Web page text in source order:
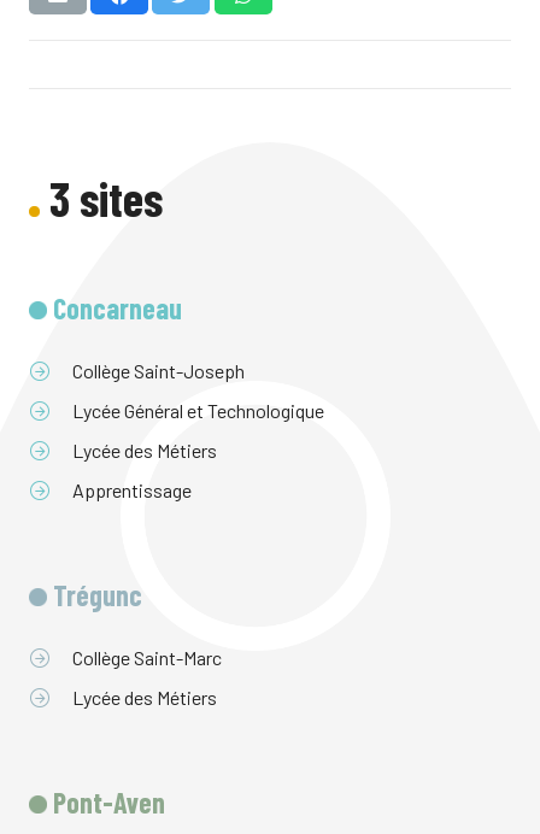
3 sites
Concarneau
Collège Saint-Joseph
Lycée Général et Technologique
Lycée des Métiers
Apprentissage
Trégunc
Collège Saint-Marc
Lycée des Métiers
Pont-Aven